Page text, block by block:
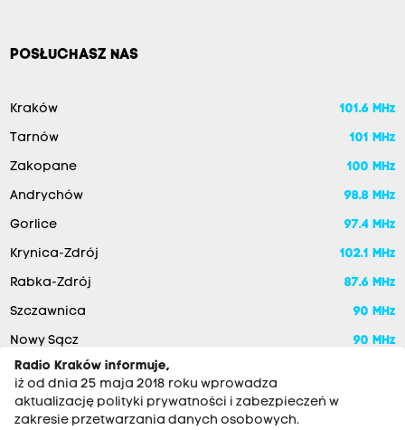
POSŁUCHASZ NAS
Kraków 101.6 MHz
Tarnów 101 MHz
Zakopane 100 MHz
Andrychów 98.8 MHz
Gorlice 97.4 MHz
Krynica-Zdrój 102.1 MHz
Rabka-Zdrój 87.6 MHz
Szczawnica 90 MHz
Nowy Sącz
90 MHz
Radio Kraków informuje,
iż od dnia 25 maja 2018 roku wprowadza
aktualizację polityki prywatności i zabezpieczeń w
zakresie przetwarzania danych osobowych.